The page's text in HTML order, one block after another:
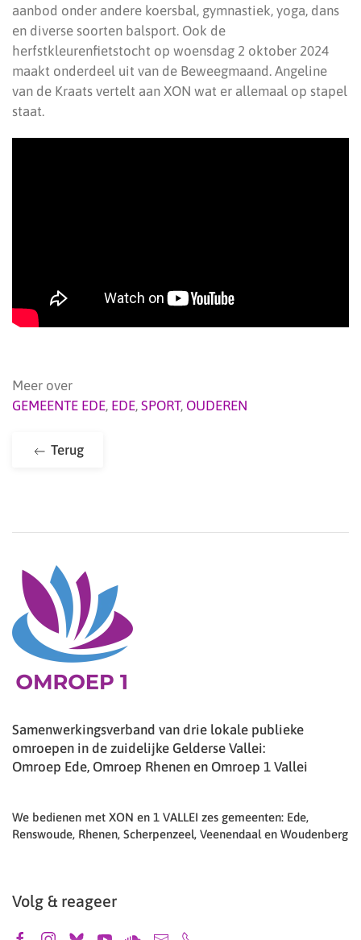
aanbod onder andere koersbal, gymnastiek, yoga, dans
en diverse soorten balsport. Ook de
herfstkleurenfietstocht op woensdag 2 oktober 2024
maakt onderdeel uit van de Beweegmaand. Angeline
van de Kraats vertelt aan XON wat er allemaal op stapel
staat.
Meer over
GEMEENTE EDE, EDE, SPORT, OUDEREN
Terug
Samenwerkingsverband van drie lokale publieke
omroepen in de zuidelijke Gelderse Vallei:
Omroep Ede, Omroep Rhenen en Omroep 1 Vallei
We bedienen met XON en 1 VALLEI zes gemeenten: Ede,
Renswoude, Rhenen, Scherpenzeel, Veenendaal en Woudenberg
Volg & reageer